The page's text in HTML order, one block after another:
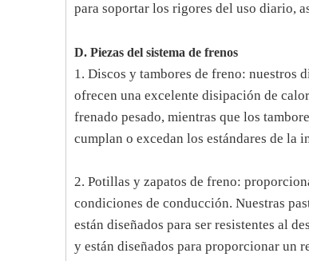
para soportar los rigores del uso diario,
D. Piezas del sistema de frenos
1. Discos y tambores de freno: nuestros
ofrecen una excelente disipación de
frenado pesado, mientras que los
cumplan o excedan los estándares de la
2. Potillas y zapatos de freno:
condiciones de conducción. Nuestras
están diseñados para ser resistentes al
y están diseñados para proporcionar un